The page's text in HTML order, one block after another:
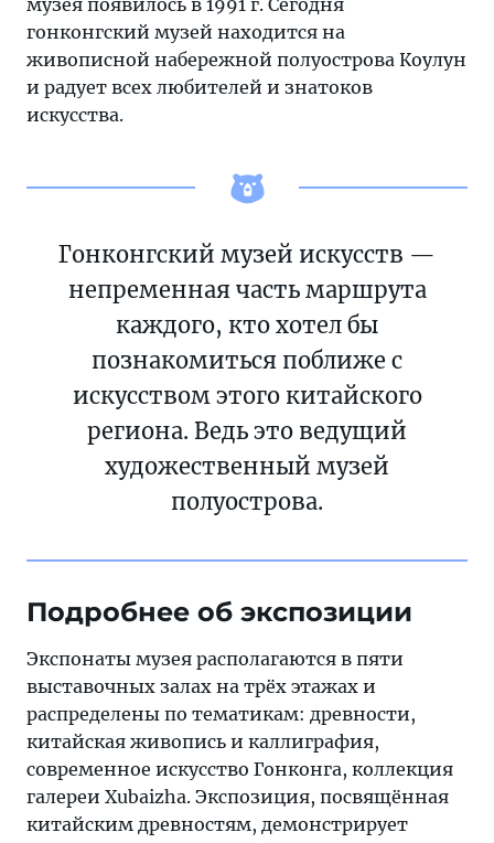
музея появилось в 1991 г. Сегодня
гонконгский музей находится на
живописной набережной полуострова Коулун
и радует всех любителей и знатоков
искусства.
Гонконгский музей искусств —
непременная часть маршрута
каждого, кто хотел бы
познакомиться поближе с
искусством этого китайского
региона. Ведь это ведущий
художественный музей
полуострова.
Подробнее об экспозиции
Экспонаты музея располагаются в пяти
выставочных залах на трёх этажах и
распределены по тематикам: древности,
китайская живопись и каллиграфия,
современное искусство Гонконга, коллекция
галереи Xubaizha. Экспозиция, посвящённая
китайским древностям, демонстрирует